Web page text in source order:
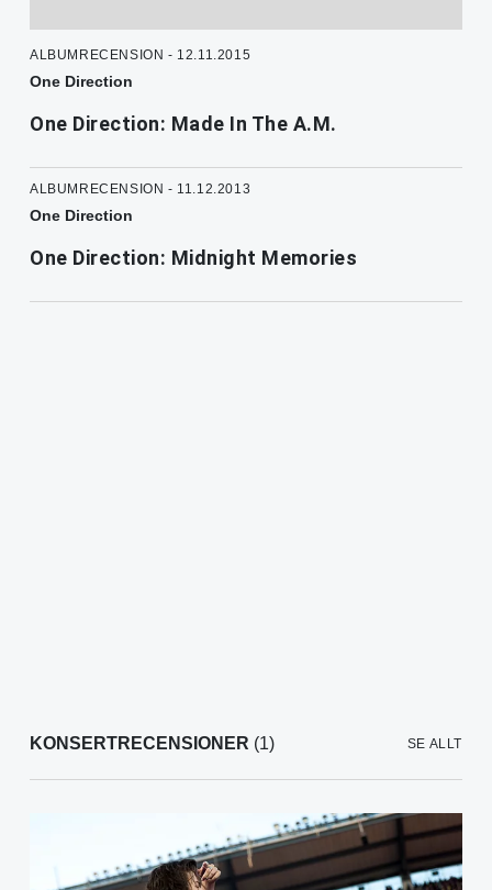
ALBUMRECENSION - 12.11.2015
One Direction
One Direction: Made In The A.M.
ALBUMRECENSION - 11.12.2013
One Direction
One Direction: Midnight Memories
KONSERTRECENSIONER (1) SE ALLT